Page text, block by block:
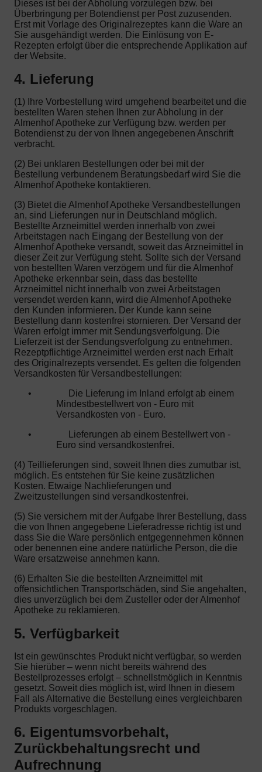
Dieses ist bei der Abholung vorzulegen bzw. bei
Überbringung per Botendienst per Post zuzusenden.
Erst mit Vorlage des Originalrezeptes kann die Ware an
Sie ausgehändigt werden. Die Einlösung von E-
Rezepten erfolgt über die entsprechende Applikation auf
der Website.
4. Lieferung
(1) Ihre Vorbestellung wird umgehend bearbeitet und die
bestellten Waren stehen Ihnen zur Abholung in der
Almenhof Apotheke zur Verfügung bzw. werden per
Botendienst zu der von Ihnen angegebenen Anschrift
verbracht.
(2) Bei unklaren Bestellungen oder bei mit der
Bestellung verbundenem Beratungsbedarf wird Sie die
Almenhof Apotheke kontaktieren.
(3) Bietet die Almenhof Apotheke Versandbestellungen
an, sind Lieferungen nur in Deutschland möglich.
Bestellte Arzneimittel werden innerhalb von zwei
Arbeitstagen nach Eingang der Bestellung von der
Almenhof Apotheke versandt, soweit das Arzneimittel in
dieser Zeit zur Verfügung steht. Sollte sich der Versand
von bestellten Waren verzögern und für die Almenhof
Apotheke erkennbar sein, dass das bestellte
Arzneimittel nicht innerhalb von zwei Arbeitstagen
versendet werden kann, wird die Almenhof Apotheke
den Kunden informieren. Der Kunde kann seine
Bestellung dann kostenfrei stornieren. Der Versand der
Waren erfolgt immer mit Sendungsverfolgung. Die
Lieferzeit ist der Sendungsverfolgung zu entnehmen.
Rezeptpflichtige Arzneimittel werden erst nach Erhalt
des Originalrezepts versendet. Es gelten die folgenden
Versandkosten für Versandbestellungen:
•
Die Lieferung im Inland erfolgt ab einem
Mindestbestellwert von - Euro mit
Versandkosten von - Euro.
•
Lieferungen ab einem Bestellwert von -
Euro sind versandkostenfrei.
(4) Teillieferungen sind, soweit Ihnen dies zumutbar ist,
möglich. Es entstehen für Sie keine zusätzlichen
Kosten. Etwaige Nachlieferungen und
Zweitzustellungen sind versandkostenfrei.
(5) Sie versichern mit der Aufgabe Ihrer Bestellung, dass
die von Ihnen angegebene Lieferadresse richtig ist und
dass Sie die Ware persönlich entgegennehmen können
oder benennen eine andere natürliche Person, die die
Ware ersatzweise annehmen kann.
(6) Erhalten Sie die bestellten Arzneimittel mit
offensichtlichen Transportschäden, sind Sie angehalten,
dies unverzüglich bei dem Zusteller oder der Almenhof
Apotheke zu reklamieren.
5. Verfügbarkeit
Ist ein gewünschtes Produkt nicht verfügbar, so werden
Sie hierüber – wenn nicht bereits während des
Bestellprozesses erfolgt – schnellstmöglich in Kenntnis
gesetzt. Soweit dies möglich ist, wird Ihnen in diesem
Fall als Alternative die Bestellung eines vergleichbaren
Produkts vorgeschlagen.
6. Eigentumsvorbehalt,
Zurückbehaltungsrecht und
Aufrechnung